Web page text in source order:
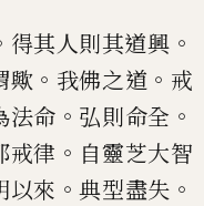
得其人則其道興 。
歟 。 我佛之道 。 戒
法命 。 弘則命全 。
戒律 。 自靈芝大智
以來 。典型盡失 。